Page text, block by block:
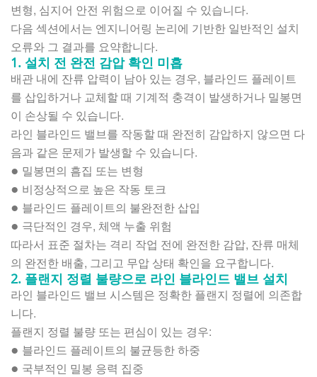
변형, 심지어 안전 위험으로 이어질 수 있습니다.
다음 섹션에서는 엔지니어링 논리에 기반한 일반적인 설치
오류와 그 결과를 요약합니다.
1. 설치 전 완전 감압 확인 미흡
배관 내에 잔류 압력이 남아 있는 경우, 블라인드 플레이트
를 삽입하거나 교체할 때 기계적 충격이 발생하거나 밀봉면
이 손상될 수 있습니다.
라인 블라인드 밸브를 작동할 때 완전히 감압하지 않으면 다
음과 같은 문제가 발생할 수 있습니다.
● 밀봉면의 흠집 또는 변형
● 비정상적으로 높은 작동 토크
● 블라인드 플레이트의 불완전한 삽입
● 극단적인 경우, 체액 누출 위험
따라서 표준 절차는 격리 작업 전에 완전한 감압, 잔류 매체
의 완전한 배출, 그리고 무압 상태 확인을 요구합니다.
2. 플랜지 정렬 불량으로 라인 블라인드 밸브 설치
라인 블라인드 밸브 시스템은 정확한 플랜지 정렬에 의존합
니다.
플랜지 정렬 불량 또는 편심이 있는 경우:
● 블라인드 플레이트의 불균등한 하중
● 국부적인 밀봉 응력 집중